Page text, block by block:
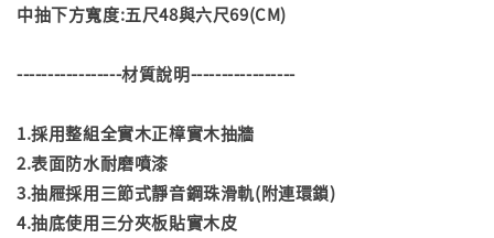
中抽下方寬度:五尺48與六尺69(CM)
-----------------材質說明-----------------
1.採用整組全實木正樟實木抽牆
2.表面防水耐磨噴漆
3.抽屜採用三節式靜音鋼珠滑軌(附連環鎖)
4.抽底使用三分夾板貼實木皮